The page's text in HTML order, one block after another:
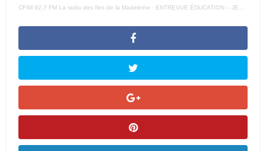
CFIM 92,7 FM La radio des Iles de la Madeleine · ENTREVUE ÉDUCATION – JEAN GAGNÉ PALMARÈS CÉGEP JDEQ 03 – 03 – 2022 –